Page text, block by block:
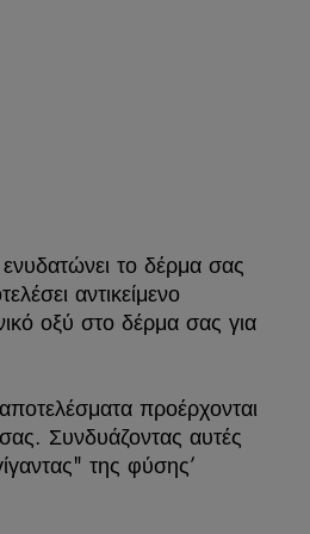
το δέρμα σας
αντικείμενο
οξύ στο δέρμα σας για
προέρχονται
Συνδυάζοντας αυτές
της φύσης’